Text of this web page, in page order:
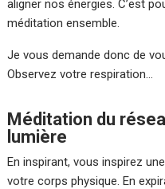
aligner nos énergies. C’est
méditation ensemble.
Je vous demande donc de
Observez votre respiration…
Méditation du
lumière
En inspirant, vous inspirez
votre corps physique. En